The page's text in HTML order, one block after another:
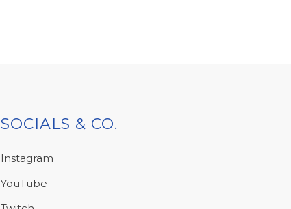
SOCIALS & CO.
Instagram
YouTube